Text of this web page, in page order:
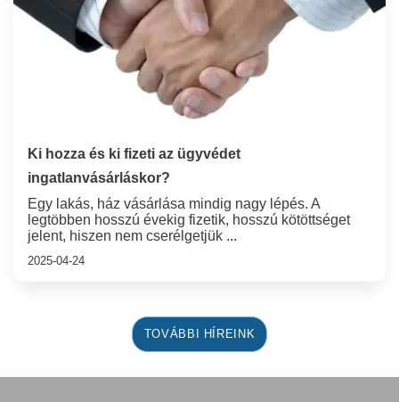
Ki hozza és ki fizeti az ügyvédet
ingatlanvásárláskor?
Egy lakás, ház vásárlása mindig nagy lépés. A
legtöbben hosszú évekig fizetik, hosszú kötöttséget
jelent, hiszen nem cserélgetjük ...
2025-04-24
TOVÁBBI HÍREINK